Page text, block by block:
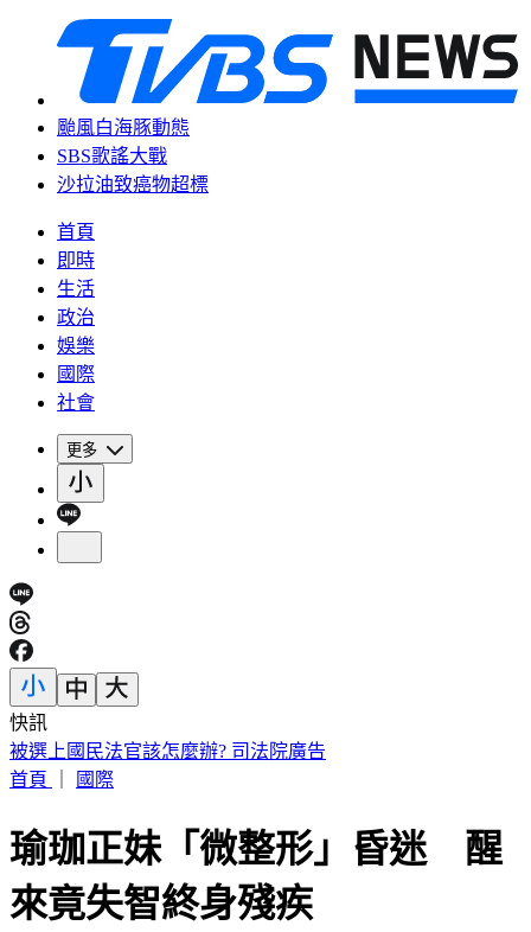
颱風白海豚動態
SBS歌謠大戰
沙拉油致癌物超標
首頁
即時
生活
政治
娛樂
國際
社會
更多
快訊
賴清德殺到台中！「8年總帳一次掀翻」 踩場開砲嗆爆盧秀
燕
瑜珈正妹「微整形」昏迷 醒